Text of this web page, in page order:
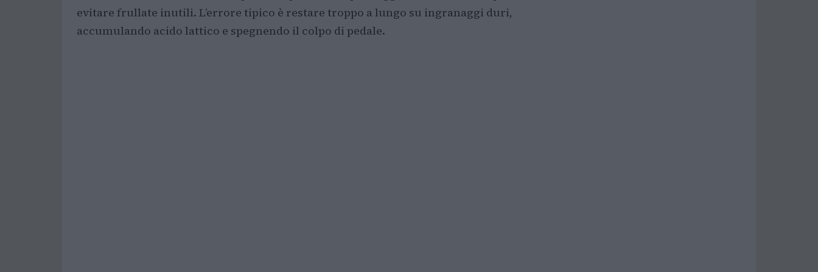
evitare frullate inutili. L’errore tipico è restare troppo a lungo su ingranaggi duri,
accumulando acido lattico e spegnendo il colpo di pedale.